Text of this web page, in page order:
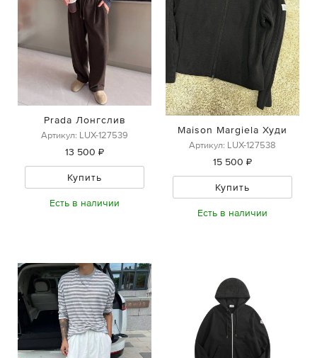
Prada Лонгслив
Артикул: LUX-127539
13 500 ₽
Купить
Есть в наличии
Maison Margiela Худи
Артикул: LUX-127538
15 500 ₽
Купить
Есть в наличии